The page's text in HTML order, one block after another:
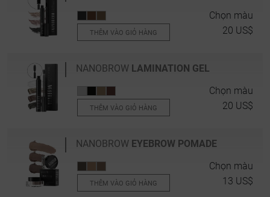
Chọn màu
THÊM VÀO GIỎ HÀNG 20 US$
NANOBROW LAMINATION GEL
Chọn màu
THÊM VÀO GIỎ HÀNG 20 US$
NANOBROW EYEBROW POMADE
Chọn màu
THÊM VÀO GIỎ HÀNG 13 US$